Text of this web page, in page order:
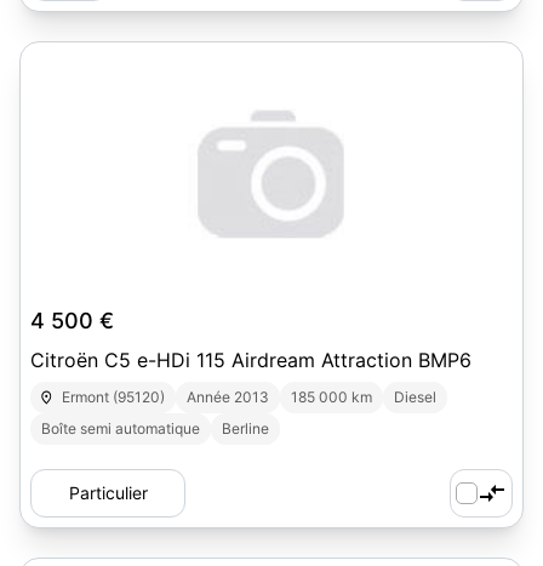
4 500 €
Citroën C5 e-HDi 115 Airdream Attraction BMP6
Ermont (95120) Année 2013 185 000 km
Diesel
Boîte semi automatique
Berline
Particulier